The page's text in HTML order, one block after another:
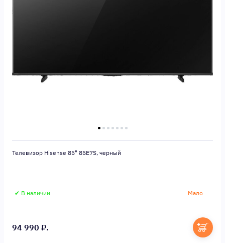
Телевизор Hisense 85" 85E7S, черный
✔ В наличии Мало
94 990 ₽.